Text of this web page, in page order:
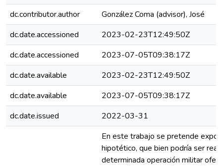
dc.contributor.author
González Coma (advisor), José
dc.date.accessioned
2023-02-23T12:49:50Z
dc.date.accessioned
2023-07-05T09:38:17Z
dc.date.available
2023-02-23T12:49:50Z
dc.date.available
2023-07-05T09:38:17Z
dc.date.issued
2022-03-31
En este trabajo se pretende
hipotético, que bien podría ser
determinada operación militar